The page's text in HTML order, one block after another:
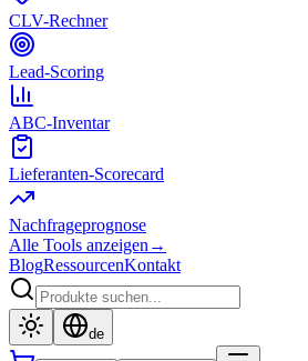
CLV-Rechner
Lead-Scoring
ABC-Inventar
Lieferanten-Scorecard
Nachfrageprognose
Alle Tools anzeigen →
BlogRessourcenKontakt
de